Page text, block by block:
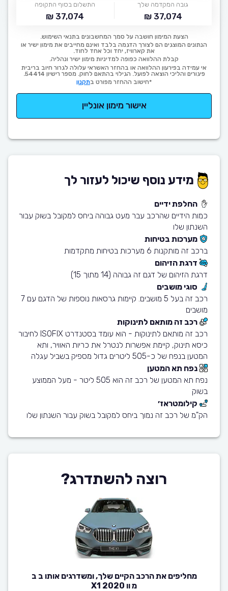
גובה המקדמה שלך
37,074 ₪
התשלום בסוף התקופה
37,074 ₪
הצעת המימון חושבה על סמך המחשבונים בתנאי השימוש.
הנתונים המוצגים הם לצורך הדגמה בלבד ואינם מחייבים את מימון ישיר או
את קארוויז, יחד וכל אחד לחוד.
קבלת ההלוואה כפופה למדיניות מימון ישיר ונהליה.
אי עמידה בפירעון ההלוואה או בהחזר האשראי עלולה לגרור חיוב בריבית
פיגורים והליכי הוצאה לפועל. הגילוי בהתאם לחוק. מספר רישיון 54414.
*חישוב ההחזר מפורט בתקנון
אישור מימון אונליין
מידע נוסף שיכול לעזור לך
החלפת ידיים
כמות הידיים שהרכב עבר מעט גבוהה ביחס למקובל בשוק עבור
השנתון שלו
מערכות בטיחות
ברכב זה מותקנות 6 מערכות בטיחות מתקדמות
דרגת הזיהום
דרגת הזיהום של דגם זה גבוהה (14 מתוך 15)
סוגי מושבים
רכב זה בעל 5 מושבים. קיימות גרסאות נוספות של הדגם עם 7
מושבים
רכב זה מותאם לתינוקות
רכב זה מותאם לתינוקות - הוא עומד בסטנדרט ISOFIX לחיבור
כיסא תינוק, קיימת אפשרות לנטרל את כריות האוויר, ותא
המטען בנפח של כ-505 ליטרים גדול מספיק בשביל עגלה
נפח תא המטען
נפח תא המטען של רכב זה הוא 505 ליטר - מעל הממוצע
בשוק
קילומטראז׳
הק"מ של רכב זה נמוך ביחס למקובל בשוק עבור השנתון שלו
רוצה להשתדרג?
מחליפים את הרכב הקיים שלך, ומשדרגים אותו ב ב
מ וו X1 2020